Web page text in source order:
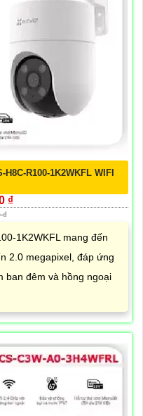
R100-1K2WKFL WIFI
₫
₫
1K2WKFL mang đến
2.0 megapixel, đáp ứng
ban đêm và hồng ngoại